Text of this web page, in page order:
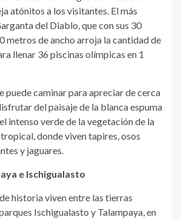
atónitos a los visitantes. El más
del Diablo, que con sus 30
metros de ancho arroja la cantidad de
llenar 36 piscinas olímpicas en 1
puede caminar para apreciar de cerca
del paisaje de la blanca espuma
intenso verde de la vegetación de la
donde viven tapires, osos
y jaguares.
e Ischigualasto
historia viven entre las tierras
Ischigualasto y Talampaya, en